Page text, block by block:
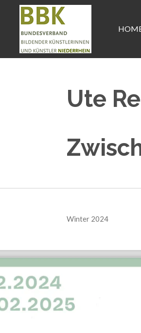
Hauptinhalt
springen
Ute
Winter 2024